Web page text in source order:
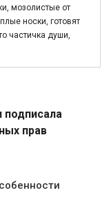
мозолистые от
носки, готовят
частичка души,
подписала
прав